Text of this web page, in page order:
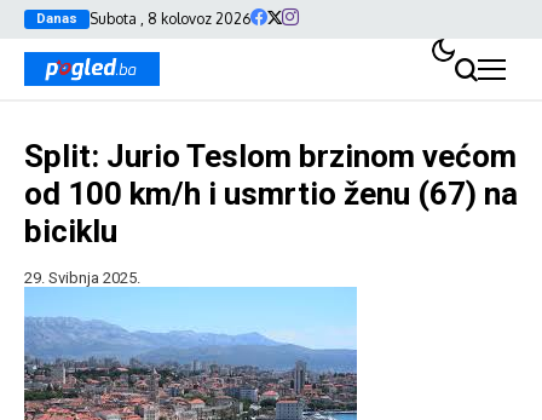
Danas Subota , 8 kolovoz 2026
Split: Jurio Teslom brzinom većom
od 100 km/h i usmrtio ženu (67) na
biciklu
29. Svibnja 2025.